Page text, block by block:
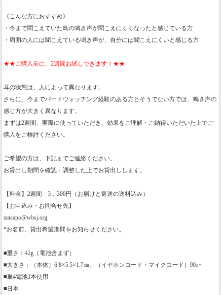
《こんな方におすすめ》
・今まで聞こえていた鳥の鳴き声が聞こえにくくなったと感じている方
・周囲の人には聞こえている鳴き声が、自分には聞こえにくいと感じる方
★★ご購入前に、2週間お試しできます！★★
耳の状態は、人によって異なります。
さらに、今までバードウォッチング経験のある方とそうでない方では、鳴き声の
感じ方が大きく異なります。
まずは2週間、実際に使っていただき、効果をご理解・ご納得いただいた上でご
購入をご検討ください。
ご希望の方は、下記までご連絡ください。
お貸出し期間を確認・調整した上でお貸出しします。
【料金】2週間 3，300円（お届けと返送の送料込み）
【お申込み・お問合せ先】
tansapo@wbsj.org
*お名前、貸出希望期間をお知らせください。
■重さ：42g（電池含まず）
■大きさ：（本体）6.8×5.5×1.7㎝、（イヤホンコード・マイクコード）90㎝
■単4電池1本使用
■日本